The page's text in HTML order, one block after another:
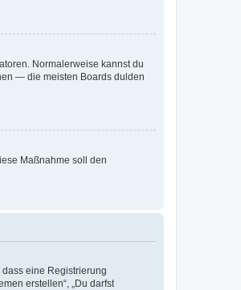
Normalerweise kannst du
— die meisten Boards dulden
Maßnahme soll den
dass eine Registrierung
erstellen“, „Du darfst